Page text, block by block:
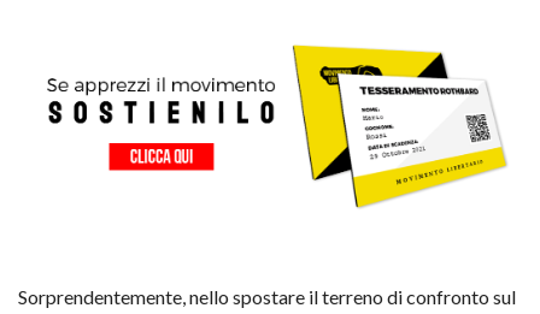
Sorprendentemente, nello spostare il terreno di confronto sul